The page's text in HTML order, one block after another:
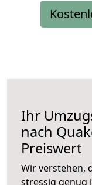
Ihr
nach
Preiswert
Wir verstehen,
stressig genug